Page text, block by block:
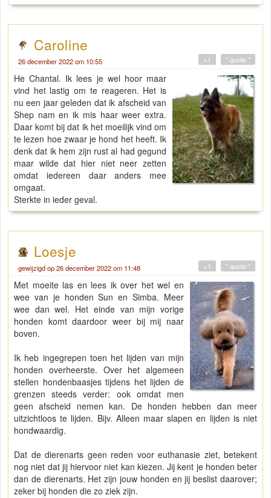
Caroline
26 december 2022 om 10:55 " quote "
+1
He Chantal. Ik lees je wel hoor maar
vind het lastig om te reageren. Het is
nu een jaar geleden dat ik afscheid van
Shep nam en ik mis haar weer extra.
Daar komt bij dat ik het moeilijk vind om
te lezen hoe zwaar je hond het heeft. Ik
denk dat ik hem zijn rust al had gegund
maar wilde dat hier niet neer zetten
omdat iedereen daar anders mee
omgaat.
Sterkte in ieder geval.
Loesje
gewijzigd op 26 december 2022 om 11:48 " quote "
+1
Met moeite las en lees ik over het wel en
wee van je honden Sun en Simba. Meer
wee dan wel. Het einde van mijn vorige
honden komt daardoor weer bij mij naar
boven.
Ik heb ingegrepen toen het lijden van mijn
honden overheerste. Over het algemeen
stellen hondenbaasjes tijdens het lijden de
grenzen steeds verder: ook omdat men
geen afscheid nemen kan. De honden hebben dan meer
uitzichtloos te lijden. Bijv. Alleen maar slapen en lijden is niet
hondwaardig.
Dat de dierenarts geen reden voor euthanasie ziet, betekent
nog niet dat jij hiervoor niet kan kiezen. Jij kent je honden beter
dan de dierenarts. Het zijn jouw honden en jij beslist daarover;
zeker bij honden die zo ziek zijn.